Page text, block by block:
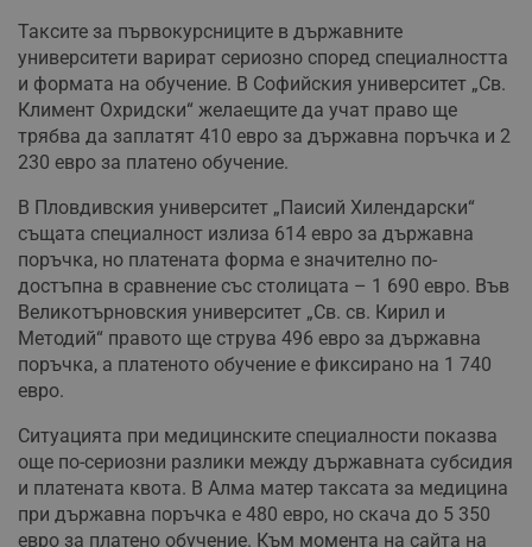
Таксите за първокурсниците в държавните
университети варират сериозно според специалността
и формата на обучение. В Софийския университет „Св.
Климент Охридски“ желаещите да учат право ще
трябва да заплатят 410 евро за държавна поръчка и 2
230 евро за платено обучение.
В Пловдивския университет „Паисий Хилендарски“
същата специалност излиза 614 евро за държавна
поръчка, но платената форма е значително по-
достъпна в сравнение със столицата – 1 690 евро. Във
Великотърновския университет „Св. св. Кирил и
Методий“ правото ще струва 496 евро за държавна
поръчка, а платеното обучение е фиксирано на 1 740
евро.
Ситуацията при медицинските специалности показва
още по-сериозни разлики между държавната субсидия
и платената квота. В Алма матер таксата за медицина
при държавна поръчка е 480 евро, но скача до 5 350
евро за платено обучение. Към момента на сайта на